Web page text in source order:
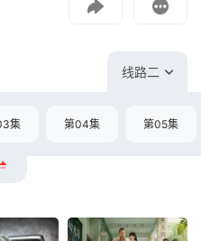
无法播放请提交给我们
线路二
集 第04集 第05集